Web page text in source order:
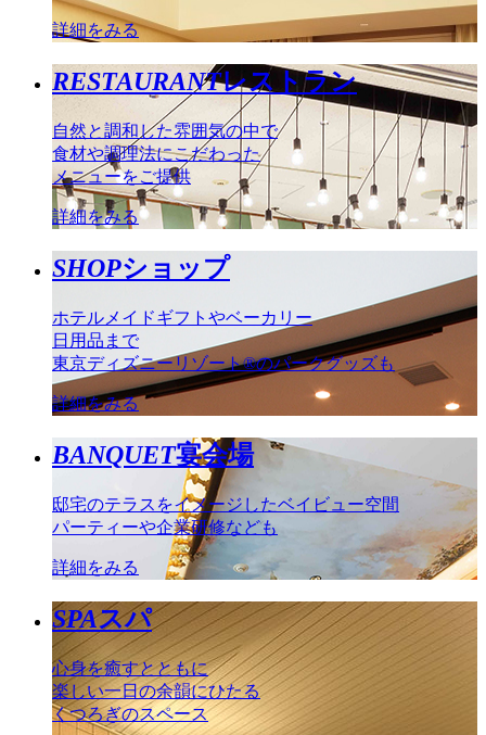
詳細をみる
RESTAURANTレストラン
自然と調和した雰囲気の中で
食材や調理法にこだわった
メニューをご提供
詳細をみる
SHOPショップ
ホテルメイドギフトやベーカリー
日用品まで
東京ディズニーリゾート®のパークグッズも
詳細をみる
BANQUET宴会場
邸宅のテラスをイメージしたベイビュー空間
パーティーや企業研修なども
詳細をみる
SPAスパ
心身を癒すとともに
楽しい一日の余韻にひたる
くつろぎのスペース